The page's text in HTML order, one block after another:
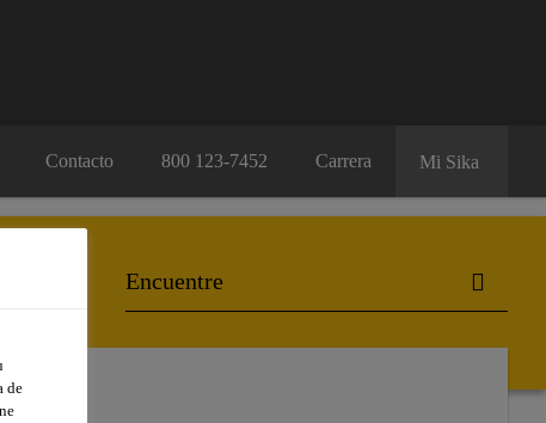
Contacto 800 123-7452 Carrera Mi Sika
de